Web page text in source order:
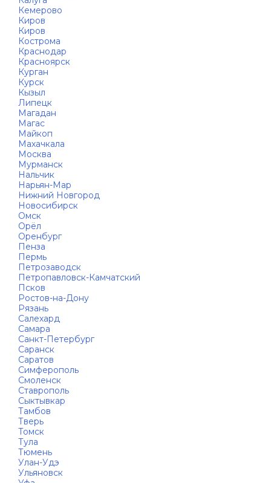
Кемерово
Киров
Киров
Кострома
Краснодар
Красноярск
Курган
Курск
Кызыл
Липецк
Магадан
Магас
Майкоп
Махачкала
Москва
Мурманск
Нальчик
Нарьян-Мар
Нижний Новгород
Новосибирск
Омск
Орёл
Оренбург
Пенза
Пермь
Петрозаводск
Петропавловск-Камчатский
Псков
Ростов-на-Дону
Рязань
Салехард
Самара
Санкт-Петербург
Саранск
Саратов
Симферополь
Смоленск
Ставрополь
Сыктывкар
Тамбов
Тверь
Томск
Тула
Тюмень
Улан-Удэ
Ульяновск